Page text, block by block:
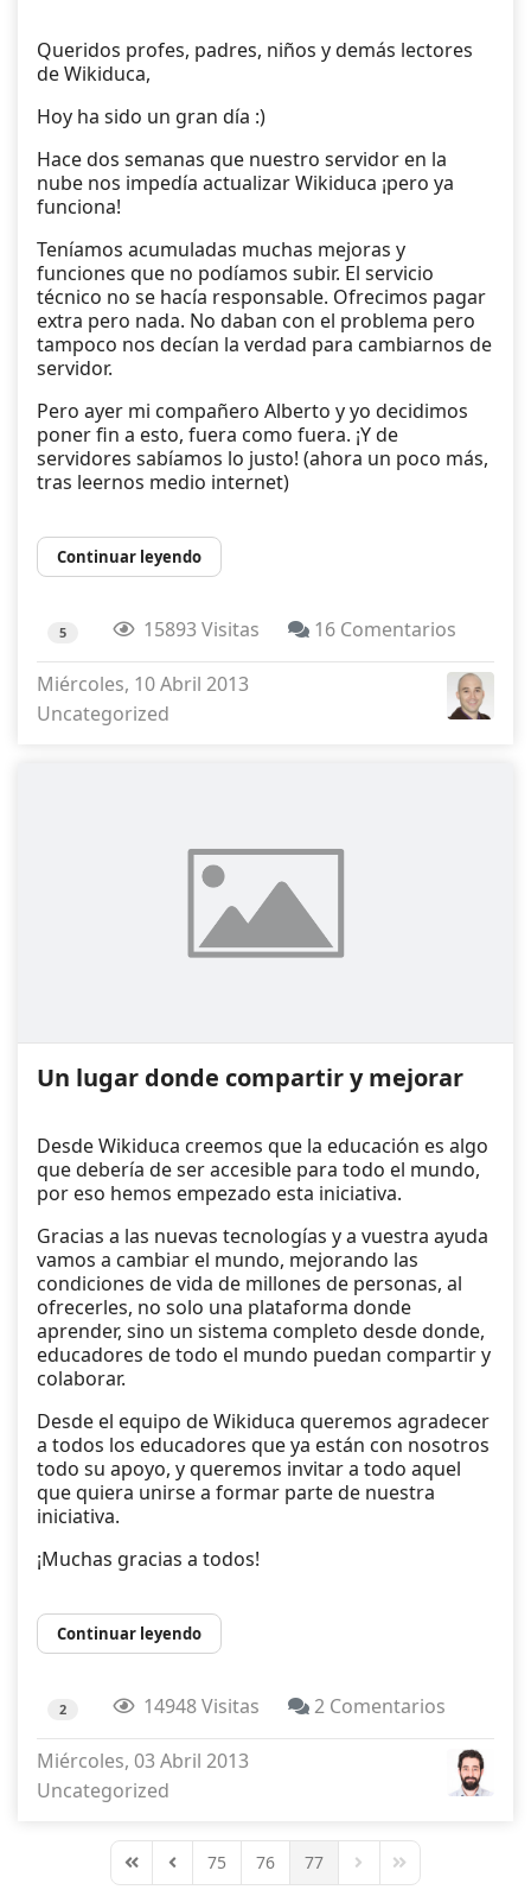
Queridos profes, padres, niños y demás lectores
de Wikiduca,
Hoy ha sido un gran día :)
Hace dos semanas que nuestro servidor en la
nube nos impedía actualizar Wikiduca ¡pero ya
funciona!
Teníamos acumuladas muchas mejoras y
funciones que no podíamos subir. El servicio
técnico no se hacía responsable. Ofrecimos pagar
extra pero nada. No daban con el problema pero
tampoco nos decían la verdad para cambiarnos de
servidor.
Pero ayer mi compañero Alberto y yo decidimos
poner fin a esto, fuera como fuera. ¡Y de
servidores sabíamos lo justo! (ahora un poco más,
tras leernos medio internet)
Continuar leyendo
5 15893 Visitas 16 Comentarios
Miércoles, 10 Abril 2013
Uncategorized
Un lugar donde compartir y mejorar
Desde Wikiduca creemos que la educación es algo
que debería de ser accesible para todo el mundo,
por eso hemos empezado esta iniciativa.
Gracias a las nuevas tecnologías y a vuestra ayuda
vamos a cambiar el mundo, mejorando las
condiciones de vida de millones de personas, al
ofrecerles, no solo una plataforma donde
aprender, sino un sistema completo desde donde,
educadores de todo el mundo puedan compartir y
colaborar.
Desde el equipo de Wikiduca queremos agradecer
a todos los educadores que ya están con nosotros
todo su apoyo, y queremos invitar a todo aquel
que quiera unirse a formar parte de nuestra
iniciativa.
¡Muchas gracias a todos!
Continuar leyendo
2 14948 Visitas 2 Comentarios
Miércoles, 03 Abril 2013
Uncategorized
First PagePrevious Page
75 76 77 Next PageLast Page